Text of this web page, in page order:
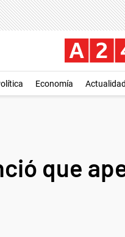
Economía Actualidad
que